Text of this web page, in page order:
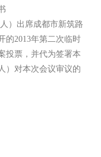
）出席成都市新筑路
的2013年第二次临时
投票，并代为签署本
）对本次会议审议的